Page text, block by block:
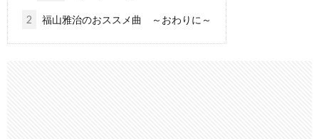
2 福山雅治のおススメ曲 ～おわりに～